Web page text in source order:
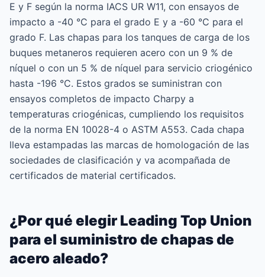
E y F según la norma IACS UR W11, con ensayos de
impacto a -40 °C para el grado E y a -60 °C para el
grado F. Las chapas para los tanques de carga de los
buques metaneros requieren acero con un 9 % de
níquel o con un 5 % de níquel para servicio criogénico
hasta -196 °C. Estos grados se suministran con
ensayos completos de impacto Charpy a
temperaturas criogénicas, cumpliendo los requisitos
de la norma EN 10028-4 o ASTM A553. Cada chapa
lleva estampadas las marcas de homologación de las
sociedades de clasificación y va acompañada de
certificados de material certificados.
¿Por qué elegir Leading Top Union
para el suministro de chapas de
acero aleado?